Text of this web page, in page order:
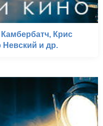
Крис
Невский и др.